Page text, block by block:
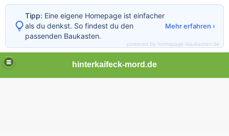
hinterkaifeck-mord.de
Tipp: Eine eigene Homepage ist einfacher
als du denkst. So findest du den
passenden Baukasten.
Mehr erfahren ›
powered by homepage-baukasten.de